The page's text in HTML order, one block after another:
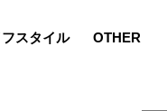
スタイル OTHER